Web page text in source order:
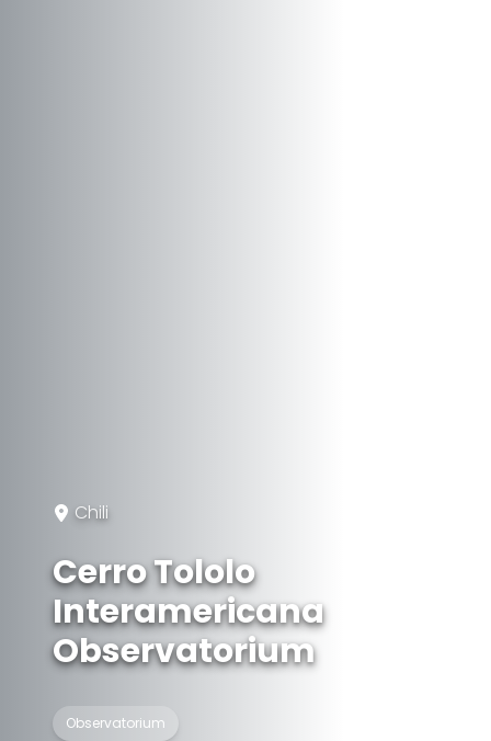
Chili
Cerro Tololo
Interamericana
Observatorium
Observatorium